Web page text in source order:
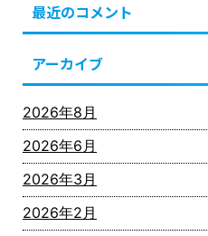
最近のコメント
アーカイブ
2026年8月
2026年6月
2026年3月
2026年2月